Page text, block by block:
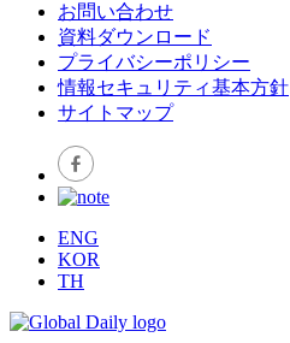
お問い合わせ
資料ダウンロード
プライバシーポリシー
情報セキュリティ基本方針
サイトマップ
ENG
KOR
TH